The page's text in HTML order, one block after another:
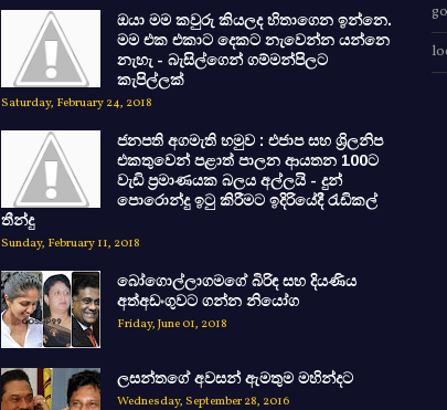
ඔයා මම කවුරු කියලද හිතාගෙන ඉන්නෙ.
මම එක එකාට දෙකට නැවෙන්න යන්නෙ
නැහැ - බැසිල්ගෙන් ගම්මන්පිලට
කැපිල්ලක්
Saturday, February 24, 2018
ජනපති අගමැති හමුව : එජාප සහ ශ්‍රිලනිප
එකතුවෙන් පළාත් පාලන ආයතන 100ට
වැඩි ප්‍රමාණයක බලය අල්ලයි - දුන්
පොරොන්දු ඉටු කිරීමට ඉදිරියේදී රැඩිකල්
තීන්දු
Sunday, February 11, 2018
බෝගොල්ලාගමගේ බිරිඳ සහ දියණිය
අත්අඩංගුවට ගන්න නියෝග
Friday, June 01, 2018
ලසන්තගේ අවසන් ඇමතුම මහින්දට
Wednesday, September 28, 2016